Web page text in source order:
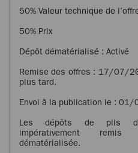
50% Valeur technique de
50% Prix
Dépôt dématérialisé : Activé
Remise des offres : 17/07/
plus tard.
Envoi à la publication le :
Les dépôts de plis
impérativement
dématérialisée.